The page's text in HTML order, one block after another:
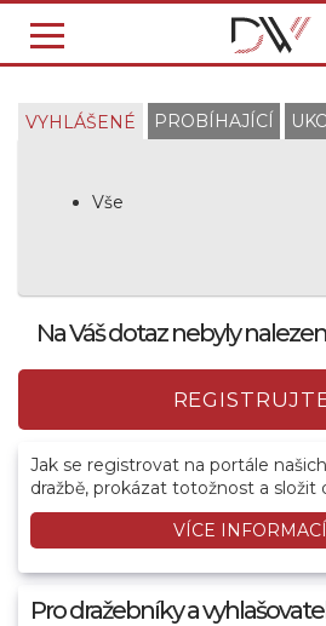
VYHLÁŠENÉ PROBÍHAJÍCÍ
Vše
Na Váš dotaz nebyly
Jak se registrovat na portále
dražbě, prokázat totožnost a složit
VÍCE
Pro dražebníky a